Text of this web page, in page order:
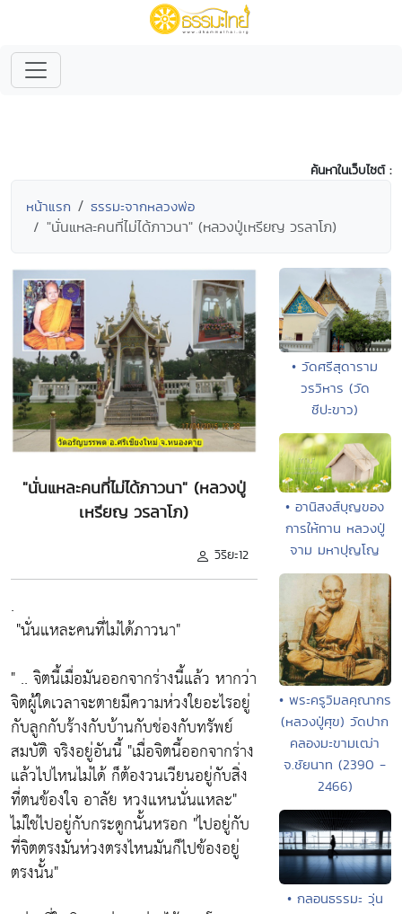
ค้นหาในเว็บไซต์ :
หน้าแรก ธรรมะจากหลวงพ่อ
"นั่นแหละคนที่ไม่ได้ภาวนา" (หลวงปู่เหรียญ วรลาโภ)
"นั่นแหละคนที่ไม่ได้ภาวนา" (หลวงปู่
เหรียญ วรลาโภ)
วิริยะ12
.
"นั่นแหละคนที่ไม่ได้ภาวนา"
" .. จิตนี้เมื่อมันออกจากร่างนี้แล้ว หากว่า
จิตผู้ใดเวลาจะตายมีความห่วงใยอะไรอยู่
กับลูกกับร้างกับบ้านกับช่องกับทรัพย์
สมบัติ จริงอยู่อันนี้ "เมื่อจิตนี้ออกจากร่าง
แล้วไปไหนไม่ได้ ก็ต้องวนเวียนอยู่กับสิ่ง
ที่ตนข้องใจ อาลัย หวงแหนนั่นแหละ"
ไม่ใช่ไปอยู่กับกระดูกนั้นหรอก "ไปอยู่กับ
ที่จิตตรงมันห่วงตรงไหนมันก็ไปข้องอยู่
ตรงนั้น"
• วัดศรีสุดาราม
วรวิหาร (วัด
ชีปะขาว)
• อานิสงส์บุญของ
การให้ทาน หลวงปู่
จาม มหาปุญโญ
• พระครูวิมลคุณากร
(หลวงปู่ศุข) วัดปาก
คลองมะขามเฒ่า
จ.ชัยนาท (2390 -
2466)
• กลอนธรรมะ วุ่น